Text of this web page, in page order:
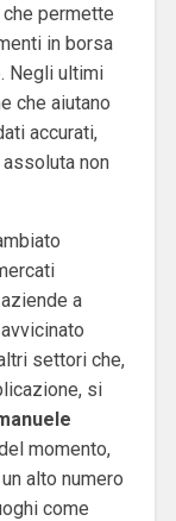
permette
in borsa
Negli ultimi
che aiutano
accurati,
non
a
settori che,
si
momento,
alto numero
come